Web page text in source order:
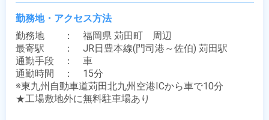
勤務地・アクセス方法
勤務地　　：　福岡県 苅田町　周辺
最寄駅　　：　JR日豊本線(門司港～佐伯) 苅田駅
通勤手段　：　車
通勤時間　：　15分
※東九州自動車道苅田北九州空港ICから車で10分
★工場敷地外に無料駐車場あり